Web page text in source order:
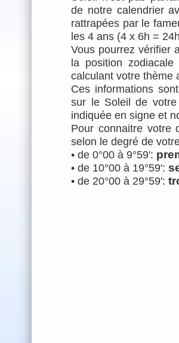
de notre calendrier
rattrapées par le
les 4 ans (4 x 6h =
Vous pourrez vérifier
la position
calculant votrethème
Ces informations
sur le Soleil de
indiquée en signe et
Pour connaitre votre
selon le degré de
• de 0°00 à 9°59':
• de 10°00 à 19°59':
• de 20°00 à 29°59':